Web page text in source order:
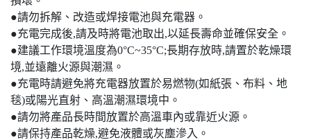
●請勿拆解、改造或焊接電池與充電器。
●充電完成後,請及時將電池取出,以延長壽命並確保安全。
●建議工作環境溫度為0°C~35°C;長期存放時,請置於乾燥環
境,並遠離火源與潮濕。
●充電時請避免將充電器放置於易燃物(如紙張、布料、地
毯)或陽光直射、高溫潮濕環境中。
●請勿將產品長時間放置於高溫車內或靠近火源。
●請保持產品乾燥,避免液體或灰塵滲入。